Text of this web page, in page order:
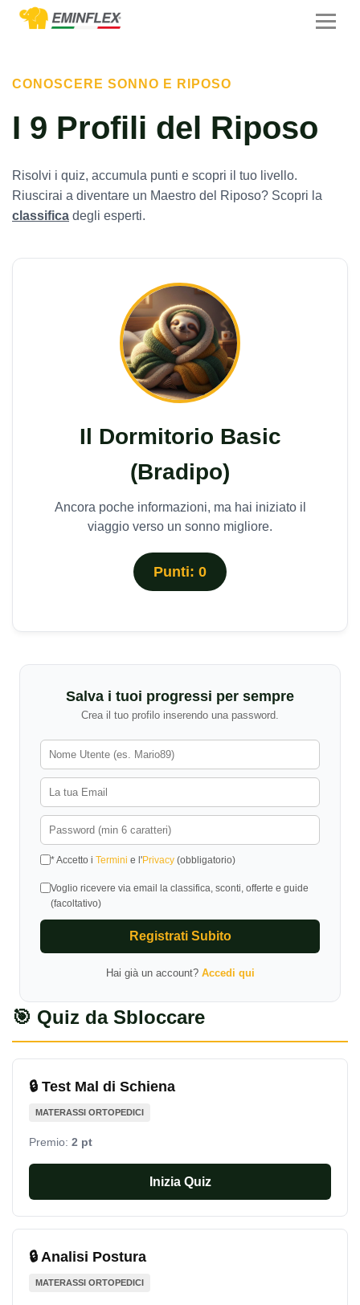
CONOSCERE SONNO E RIPOSO
I 9 Profili del Riposo
Risolvi i quiz, accumula punti e scopri il tuo livello.
Riuscirai a diventare un Maestro del Riposo? Scopri la
classifica degli esperti.
Il Dormitorio Basic
(Bradipo)
Ancora poche informazioni, ma hai iniziato il
viaggio verso un sonno migliore.
Punti: 0
Salva i tuoi progressi per sempre
Crea il tuo profilo inserendo una password.
* Accetto i Termini e l'Privacy (obbligatorio)
Voglio ricevere via email la classifica, sconti, offerte e guide
(facoltativo)
Registrati Subito
Hai già un account? Accedi qui
🎯 Quiz da Sbloccare
🔒 Test Mal di Schiena
MATERASSI ORTOPEDICI
Premio: 2 pt
Inizia Quiz
🔒 Analisi Postura
MATERASSI ORTOPEDICI